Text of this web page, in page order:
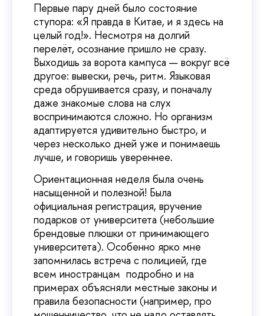
Первые пару дней было состояние
ступора: «Я правда в Китае, и я здесь на
целый год!». Несмотря на долгий
перелёт, осознание пришло не сразу.
Выходишь за ворота кампуса — вокруг всё
другое: вывески, речь, ритм. Языковая
среда обрушивается сразу, и поначалу
даже знакомые слова на слух
воспринимаются сложно. Но организм
адаптируется удивительно быстро, и
через несколько дней уже и понимаешь
лучше, и говоришь увереннее.
Ориентационная неделя была очень
насыщенной и полезной! Была
официальная регистрация, вручение
подарков от университета (небольшие
брендовые плюшки от принимающего
университета). Особенно ярко мне
запомнилась встреча с полицией, где
всем иностранцам подробно и на
примерах объясняли местные законы и
правила безопасности (например, про